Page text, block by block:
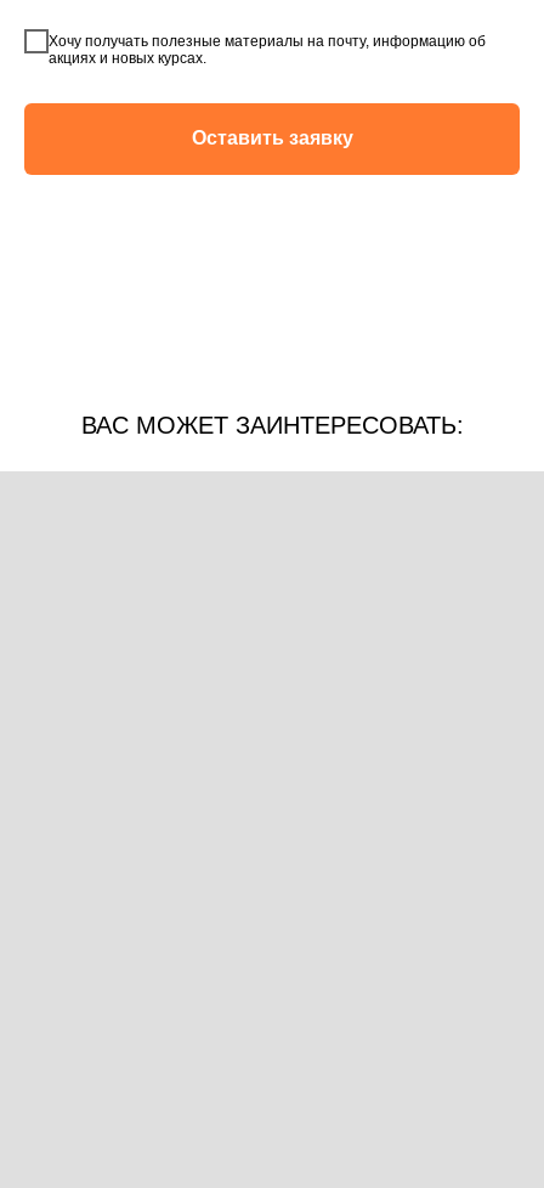
Хочу получать полезные материалы на почту, информацию об
акциях и новых курсах.
Оставить заявку
ВАС МОЖЕТ ЗАИНТЕРЕСОВАТЬ: